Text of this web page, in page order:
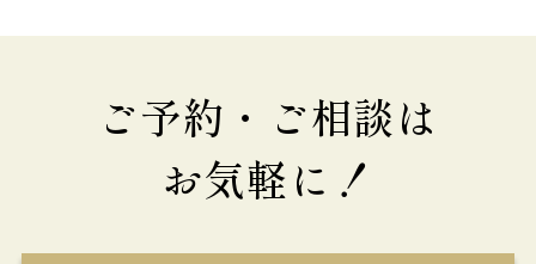
ご予約・ご相談は
お気軽に！